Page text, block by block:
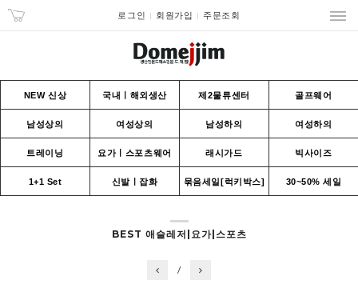
로그인 회원가입 주문조회
NEW 신상 국내ㅣ해외생산 제2물류센터 골프웨어
남성상의 여성상의 남성하의 여성하의
트레이닝 요가ㅣ스포츠웨어 래시가드 빅사이즈
1+1 Set 신발ㅣ잡화 묶음세일[럭키박스] 30~50% 세일
BEST 애슬레저|요가|스포츠
/